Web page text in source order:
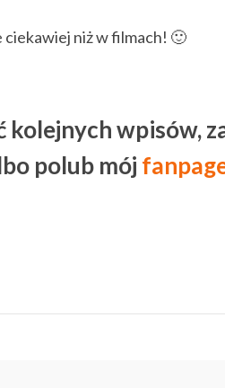
niż w filmach! 🙂
kolejnych wpisów,
polub mój